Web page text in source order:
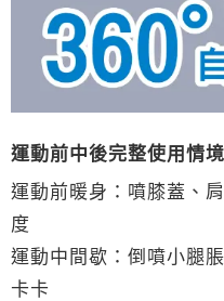
運動前中後完整使用情
運動前暖身：噴膝蓋、
度
運動中間歇：倒噴小腿
卡卡